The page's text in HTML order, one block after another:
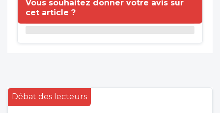
Vous souhaitez donner votre avis sur
cet article ?
Débat des lecteurs